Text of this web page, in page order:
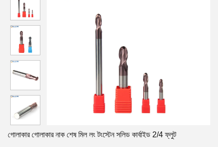
গোলাকার গোলাকার নাক শেষ মিল লং টংস্টেন সলিড কার্বাইড 2/4 ফ্লুট